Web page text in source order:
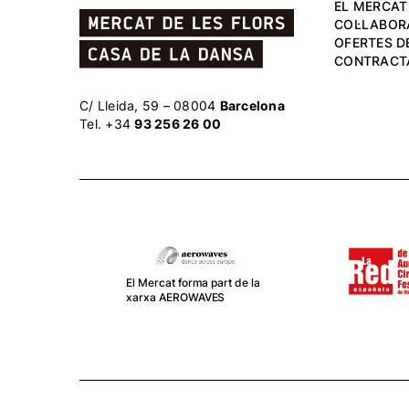
EL MERCAT
OFERTES
C/ Lleida, 59 – 08004 Barcelona
Tel. +3493 256 26 00